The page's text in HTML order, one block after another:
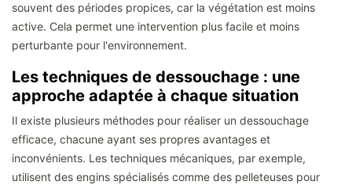
souvent des périodes propices, car la végétation est moins
active. Cela permet une intervention plus facile et moins
perturbante pour l'environnement.
Les techniques de dessouchage : une
approche adaptée à chaque situation
Il existe plusieurs méthodes pour réaliser un dessouchage
efficace, chacune ayant ses propres avantages et
inconvénients. Les techniques mécaniques, par exemple,
utilisent des engins spécialisés comme des pelleteuses pour